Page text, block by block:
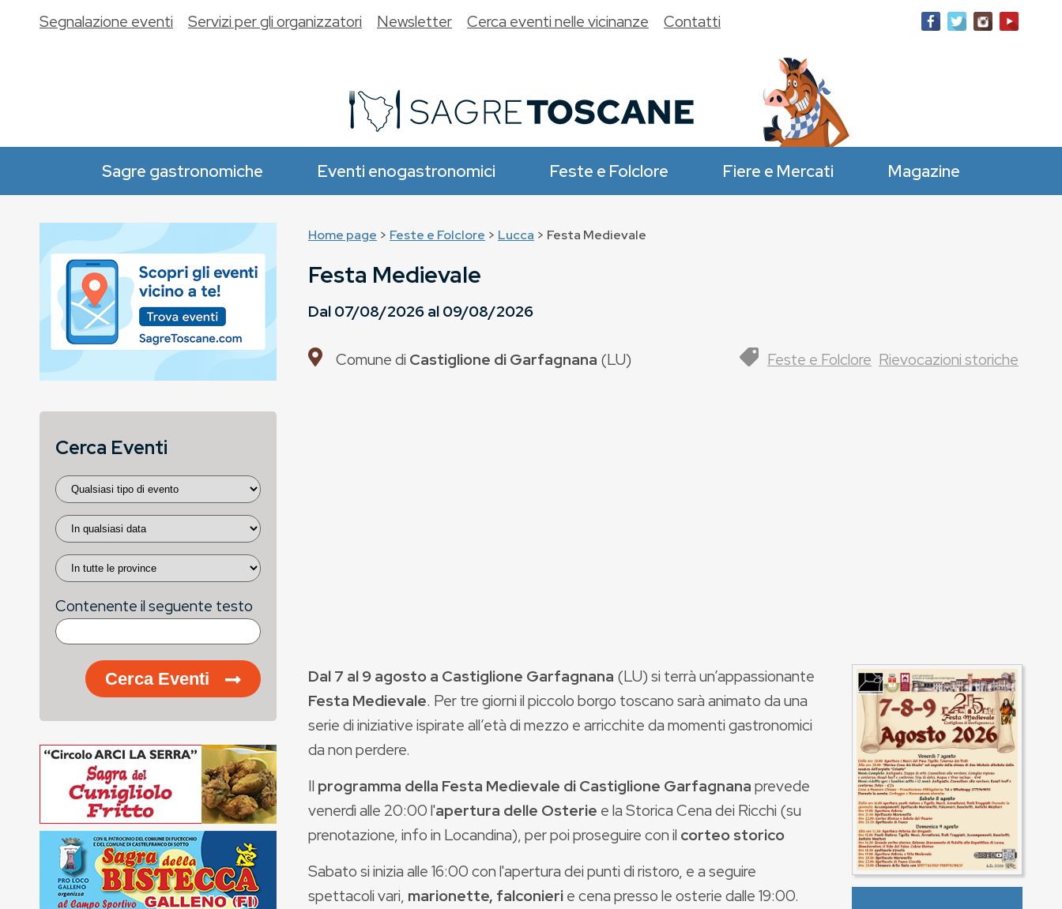
Sagre gastronomiche Eventi enogastronomici Feste e Folclore Fiere e Mercati Magazine
Segnalazione eventi Servizi per gli organizzatori Newsletter Cerca eventi nelle vicinanze Contatti
Home page > Feste e Folclore > Lucca > Festa Medievale
Festa Medievale
Dal07/08/2026al09/08/2026
Comune di Castiglione di Garfagnana (LU) Feste e Folclore Rievocazioni storiche
Dal 7 al 9 agosto a Castiglione Garfagnana (LU) si terrà un’appassionante
Festa Medievale. Per tre giorni il piccolo borgo toscano sarà animato da una
serie di iniziative ispirate all’età di mezzo e arricchite da momenti gastronomici
da non perdere.
Il programma della Festa Medievale di Castiglione Garfagnanaprevede
venerdì alle 20:00 l'apertura delle Osterie e la Storica Cena dei Ricchi (su
prenotazione, info in Locandina), per poi proseguire con il corteo storico
Sabato si inizia alle 16:00 con l'apertura dei punti di ristoro, e a seguire
spettacoli vari, marionette, falconierie cena presso le osterie dalle 19:00.
Cerca Eventi
Contenente il seguente testo
Cerca Eventi